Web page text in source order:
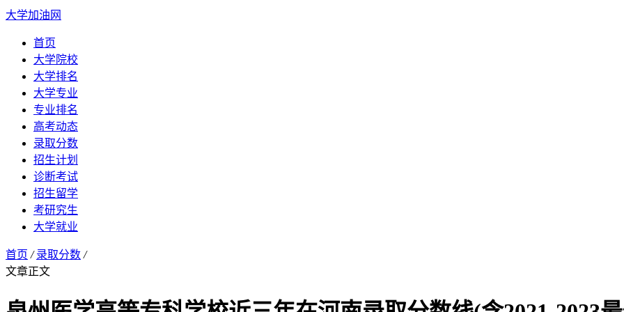
大学加油网
首页
大学院校
大学排名
大学专业
专业排名
高考动态
录取分数
招生计划
诊断考试
招生留学
考研究生
大学就业
首页 / 录取分数 /
文章正文